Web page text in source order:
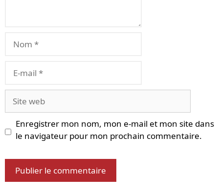
mail
web
Enregistrer mon nom, mon e-mail et mon site dans
le navigateur pour mon prochain commentaire.